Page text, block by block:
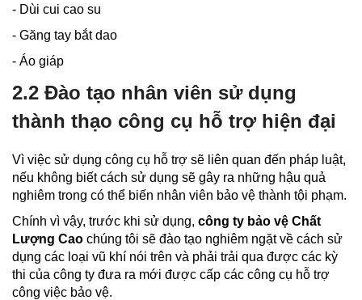
- Dùi cui cao su
- Găng tay bắt dao
- Áo giáp
2.2 Đào tạo nhân viên sử dụng
thành thạo công cụ hỗ trợ hiện đại
Vì việc sử dụng công cụ hỗ trợ sẽ liên quan đến pháp luật,
nếu không biết cách sử dụng sẽ gây ra những hậu quả
nghiêm trong có thể biến nhân viên bảo vệ thành tội phạm.
Chính vì vậy, trước khi sử dụng, công ty bảo vệ Chất
Lượng Cao chúng tôi sẽ đào tạo nghiêm ngặt về cách sử
dụng các loại vũ khí nói trên và phải trải qua được các kỳ
thi của công ty đưa ra mới được cấp các công cụ hỗ trợ
công việc bảo vệ.